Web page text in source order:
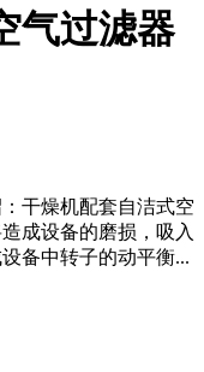
气过滤器
干燥机配套自洁式空
成设备的磨损，吸入
备中转子的动平衡...